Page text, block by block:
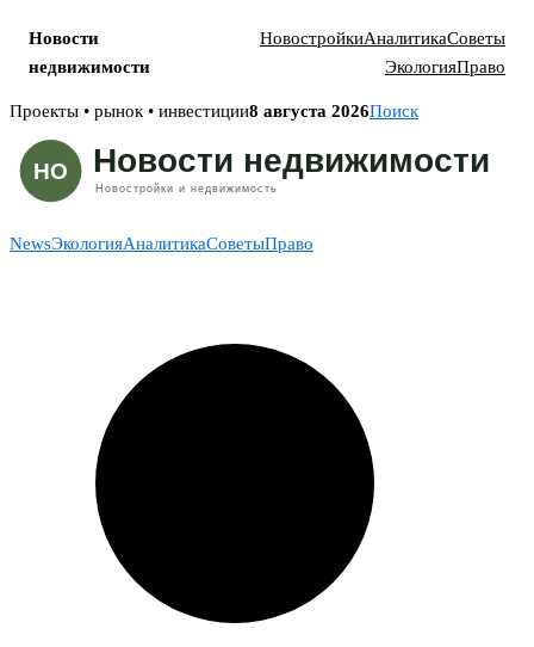
Новости
недвижимости
НовостройкиАналитикаСоветы
ЭкологияПраво
Skip
content
Проекты • рынок • инвестиции8 августа 2026Поиск
NewsЭкологияАналитикаСоветыПраво